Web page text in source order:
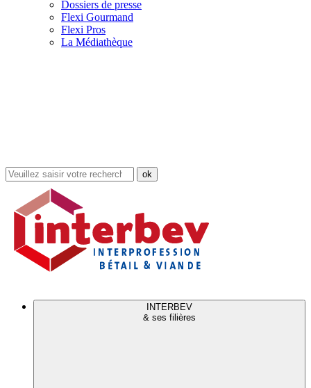
Dossiers de presse
Flexi Gourmand
Flexi Pros
La Médiathèque
Rechercher
dans
site
INTERBEV
& ses filières